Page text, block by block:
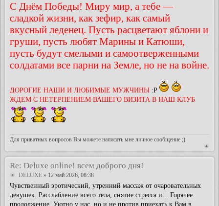
С Днём Победы! Миру мир, а тебе —
сладкой жизни, как зефир, как самый
вкусный леденец. Пусть расцветают яблони и
груши, пусть любят Марины и Катюши,
пусть будут смелыми и самоотверженными
солдатами все парни на Земле, но не на войне.
ДОРОГИЕ НАШИ И ЛЮБИМЫЕ МУЖЧИНЫ :P
ЖДЕМ С НЕТЕРПЕНИЕМ ВАШЕГО ВИЗИТА В НАШ КЛУБ
Для приватных вопросов Вы можете написать мне личное сообщение ;)
Re: Deluxe online! всем доброго дня!
DELUXE » 12 май 2026, 08:38
Чувственный эротический, утренний массаж от очаровательных
девушек. Расслабление всего тела, снятие стресса и... Горячее
продолжение. Уютно у нас, но и не против приехать к Вам в